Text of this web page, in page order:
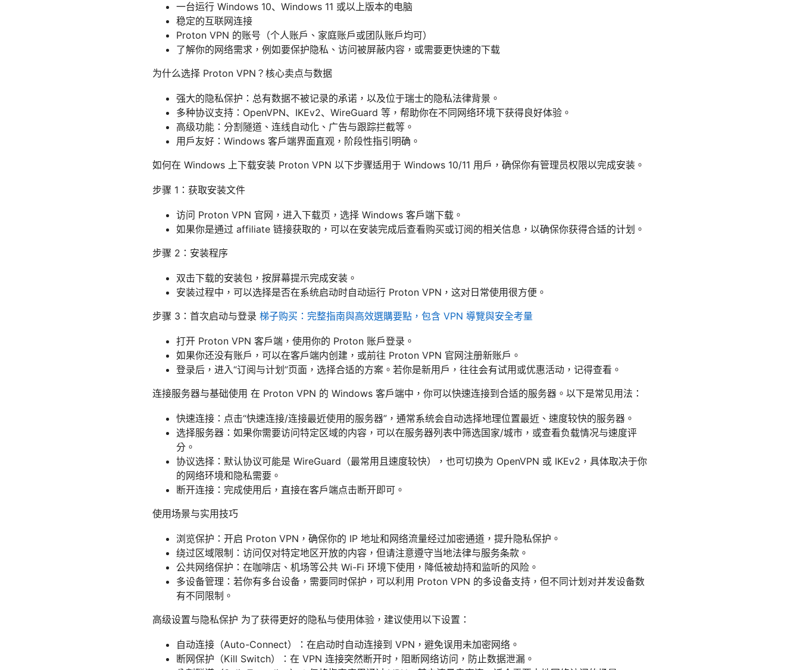
一台运行 Windows 10、Windows 11 或以上版本的电脑
稳定的互联网连接
Proton VPN 的账号（个人账户、家庭账户或团队账户均可）
了解你的网络需求，例如要保护隐私、访问被屏蔽内容，或需要更快速的下载
为什么选择 Proton VPN？核心卖点与数据
强大的隐私保护：总有数据不被记录的承诺，以及位于瑞士的隐私法律背景。
多种协议支持：OpenVPN、IKEv2、WireGuard 等，帮助你在不同网络环境下获得良好体验。
高级功能：分割隧道、连线自动化、广告与跟踪拦截等。
用户友好：Windows 客户端界面直观，阶段性指引明确。
如何在 Windows 上下载安装 Proton VPN 以下步骤适用于 Windows 10/11 用户，确保你有管理员权限以完成安装。
步骤 1：获取安装文件
访问 Proton VPN 官网，进入下载页，选择 Windows 客户端下载。
如果你是通过 affiliate 链接获取的，可以在安装完成后查看购买或订阅的相关信息，以确保你获得合适的计划。
步骤 2：安装程序
双击下载的安装包，按屏幕提示完成安装。
安装过程中，可以选择是否在系统启动时自动运行 Proton VPN，这对日常使用很方便。
步骤 3：首次启动与登录 梯子购买：完整指南與高效選購要點，包含 VPN 導覽與安全考量
打开 Proton VPN 客户端，使用你的 Proton 账户登录。
如果你还没有账户，可以在客户端内创建，或前往 Proton VPN 官网注册新账户。
登录后，进入“订阅与计划”页面，选择合适的方案。若你是新用户，往往会有试用或优惠活动，记得查看。
连接服务器与基础使用 在 Proton VPN 的 Windows 客户端中，你可以快速连接到合适的服务器。以下是常见用法：
快速连接：点击“快速连接/连接最近使用的服务器”，通常系统会自动选择地理位置最近、速度较快的服务器。
选择服务器：如果你需要访问特定区域的内容，可以在服务器列表中筛选国家/城市，或查看负载情况与速度评
分。
协议选择：默认协议可能是 WireGuard（最常用且速度较快），也可切换为 OpenVPN 或 IKEv2，具体取决于你
的网络环境和隐私需要。
断开连接：完成使用后，直接在客户端点击断开即可。
使用场景与实用技巧
浏览保护：开启 Proton VPN，确保你的 IP 地址和网络流量经过加密通道，提升隐私保护。
绕过区域限制：访问仅对特定地区开放的内容，但请注意遵守当地法律与服务条款。
公共网络保护：在咖啡店、机场等公共 Wi-Fi 环境下使用，降低被劫持和监听的风险。
多设备管理：若你有多台设备，需要同时保护，可以利用 Proton VPN 的多设备支持，但不同计划对并发设备数
有不同限制。
高级设置与隐私保护 为了获得更好的隐私与使用体验，建议使用以下设置：
自动连接（Auto-Connect）：在启动时自动连接到 VPN，避免误用未加密网络。
断网保护（Kill Switch）：在 VPN 连接突然断开时，阻断网络访问，防止数据泄漏。